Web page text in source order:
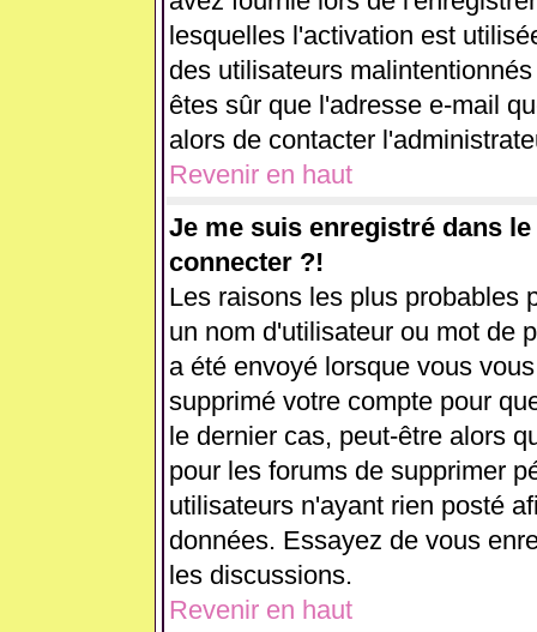
lesquelles l'activation est
des utilisateurs
êtes sûr que l'adresse e-mail
alors de contacter
Revenir en haut
Je me suis enregistré dans
connecter ?!
Les raisons les plus probables
un nom d'utilisateur ou mot de
a été envoyé lorsque vous
supprimé votre compte pour
le dernier cas, peut-être alors
pour les forums de supprimer
utilisateurs n'ayant rien posté
données. Essayez de vous
les discussions.
Revenir en haut